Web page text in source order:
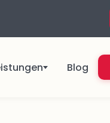
Blog